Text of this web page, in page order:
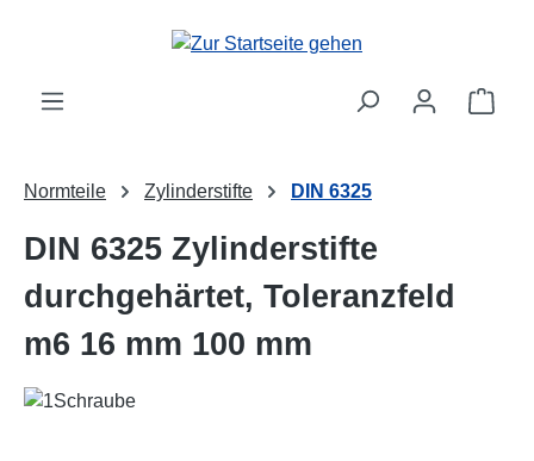
Zum Hauptinhalt springen
Normteile Zylinderstifte DIN 6325
DIN 6325 Zylinderstifte
durchgehärtet, Toleranzfeld
m6 16 mm 100 mm